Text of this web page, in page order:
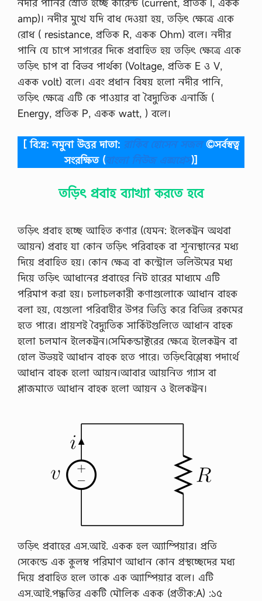
নদীর পানির স্রোত হচ্ছে কারেন্ট (current, প্রতিক I, একক
amp)। নদীর মুখে যদি বাধ দেওয়া হয়, তড়িৎ ক্ষেত্রে একে
রোধ ( resistance, প্রতিক R, একক Ohm) বলে। নদীর
পানি যে চাপে সাগরের দিকে প্রবাহিত হয় তড়িৎ ক্ষেত্রে একে
তড়িৎ চাপ বা বিভব পার্থক্য (Voltage, প্রতিক E ও V,
একক volt) বলে। এবং প্রধান বিষয় হলো নদীর পানি,
তড়িৎ ক্ষেত্রে এটি কে পাওয়ার বা বৈদ্যুতিক এনার্জি (
Energy, প্রতিক P, একক watt, ) বলে।
[ বি:দ্র: নমুনা উত্তর দাতা: রাকিব হোসেন সজল©সর্বস্বত্ব
সংরক্ষিত (বাংলা নিউজ এক্সপ্রেস)]
তড়িৎ প্রবাহ ব্যাখ্যা করতে হবে
তড়িৎ প্রবাহ হচ্ছে আহিত কণার (যেমন: ইলেকট্রন অথবা
আয়ন) প্রবাহ যা কোন তড়িৎ পরিবাহক বা শূন্যস্থানের মধ্য
দিয়ে প্রবাহিত হয়। কোন ক্ষেত্র বা কন্ট্রোল ভলিউমের মধ্য
দিয়ে তড়িৎ আধানের প্রবাহের নিট হারের মাধ্যমে এটি
পরিমাপ করা হয়। চলাচলকারী কণাগুলোকে আধান বাহক
বলা হয়, যেগুলো পরিবাহীর উপর ভিত্তি করে বিভিন্ন রকমের
হতে পারে। প্রায়শই বৈদ্যুতিক সার্কিটগুলিতে আধান বাহক
হলো চলমান ইলেকট্রন।সেমিকন্ডাক্টরের ক্ষেত্রে ইলেকট্রন বা
হোল উভয়ই আধান বাহক হতে পারে। তড়িৎবিশ্লেষ্য পদার্থে
আধান বাহক হলো আয়ন।আবার আয়নিত গ্যাস বা
প্লাজমাতে আধান বাহক হলো আয়ন ও ইলেকট্রন।
তড়িৎ প্রবাহের এস.আই. একক হল অ্যাম্পিয়ার। প্রতি
সেকেন্ডে এক কুলম্ব পরিমাণ আধান কোন প্রস্থচ্ছেদের মধ্য
দিয়ে প্রবাহিত হলে তাকে এক অ্যাম্পিয়ার বলে। এটি
এস.আই.পদ্ধতির একটি মৌলিক একক (প্রতীক:A) :১৫